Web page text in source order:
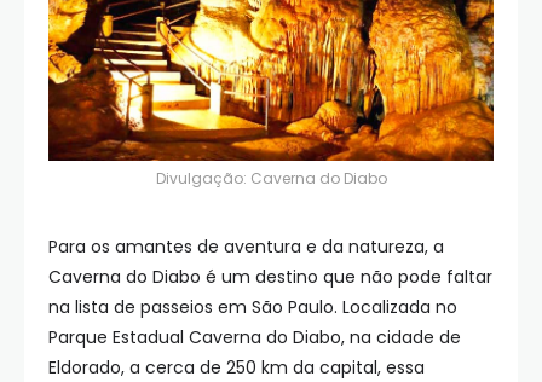
Divulgação: Caverna do Diabo
Para os amantes de aventura e da natureza, a
Caverna do Diabo é um destino que não pode faltar
na lista de passeios em São Paulo. Localizada no
Parque Estadual Caverna do Diabo, na cidade de
Eldorado, a cerca de 250 km da capital, essa